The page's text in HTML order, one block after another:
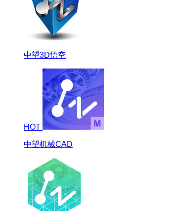
中望3D悟空
HOT
中望机械CAD